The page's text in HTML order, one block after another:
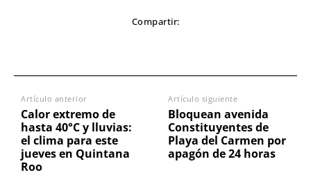
Compartir:
Artículo anterior
Calor extremo de
hasta 40°C y lluvias:
el clima para este
jueves en Quintana
Roo
Artículo siguiente
Bloquean avenida
Constituyentes de
Playa del Carmen por
apagón de 24 horas